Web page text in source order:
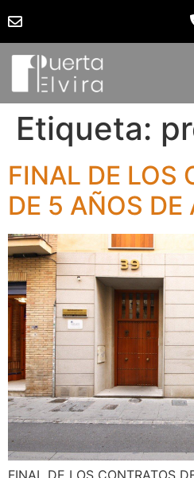
Etiqueta:
FINAL DE LOS
DE 5 AÑOS DE